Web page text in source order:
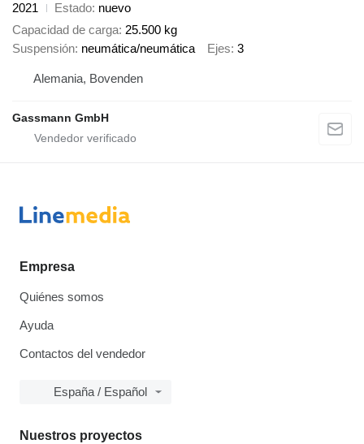
2021
Estado nuevo
Capacidad de carga 25.500 kg
Suspensión neumática/neumática Ejes 3
Alemania, Bovenden
Gassmann GmbH
Empresa
Quiénes somos
Ayuda
Contactos del vendedor
España / Español
Nuestros proyectos